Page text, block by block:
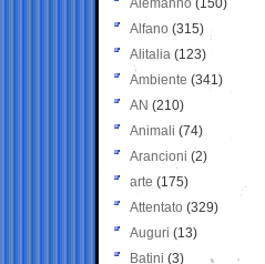
Alemanno (150)
Alfano (315)
Alitalia (123)
Ambiente (341)
AN (210)
Animali (74)
Arancioni (2)
arte (175)
Attentato (329)
Auguri (13)
Batini (3)